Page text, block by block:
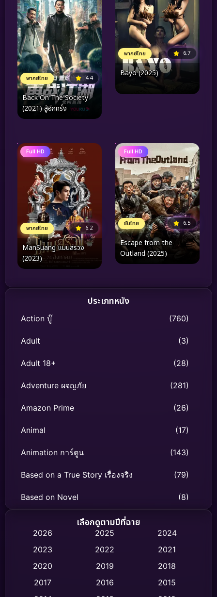
พากย์ไทย 4.4
Back On The Society
(2021) สู้อีกครั้ง
พากย์ไทย 6.7
Bayo (2025)
Full HD
พากย์ไทย 6.2
ManSuang แมนสรวง
(2023)
Full HD
ซับไทย 6.5
Escape from the
Outland (2025)
ประเภทหนัง
Action บู๊ (760)
Adult (3)
Adult 18+ (28)
Adventure ผจญภัย (281)
Amazon Prime (26)
Animal (17)
Animation การ์ตูน (143)
Based on a True Story เรื่องจริง (79)
Based on Novel (8)
Biography ชีวิตจริง
Classic หนังคลาสสิก (47)
Comedy ตลก (446)
เลือกดูตามปีที่ฉาย
2026 2025
2024
2023
2022
2021
2020
2019
2018
2017
2016
2015